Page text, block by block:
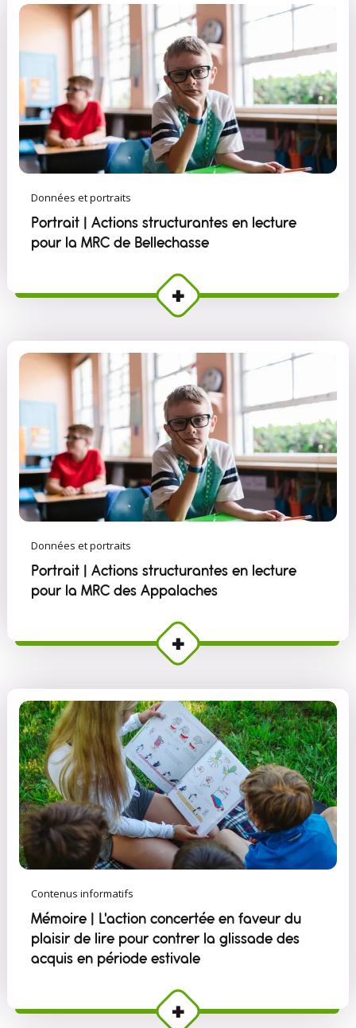
Données et portraits
Portrait | Actions structurantes en lecture
pour la MRC de Bellechasse
Données et portraits
Portrait | Actions structurantes en lecture
pour la MRC des Appalaches
Contenus informatifs
Mémoire | L'action concertée en faveur du
plaisir de lire pour contrer la glissade des
acquis en période estivale